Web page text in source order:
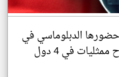
الدبلوماسي في
إفريقيا بافتتاح ممثليات في 4 دول